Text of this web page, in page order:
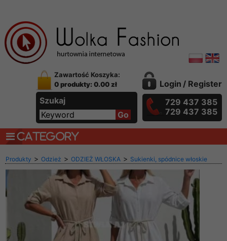
Zawartość Koszyka:
0 produkty: 0.00 zł
Szukaj
Login / Register
729 437 385
729 437 385
CATEGORY
Produkty > Odzież > ODZIEŻ WŁOSKA > Sukienki, spódnice włoskie